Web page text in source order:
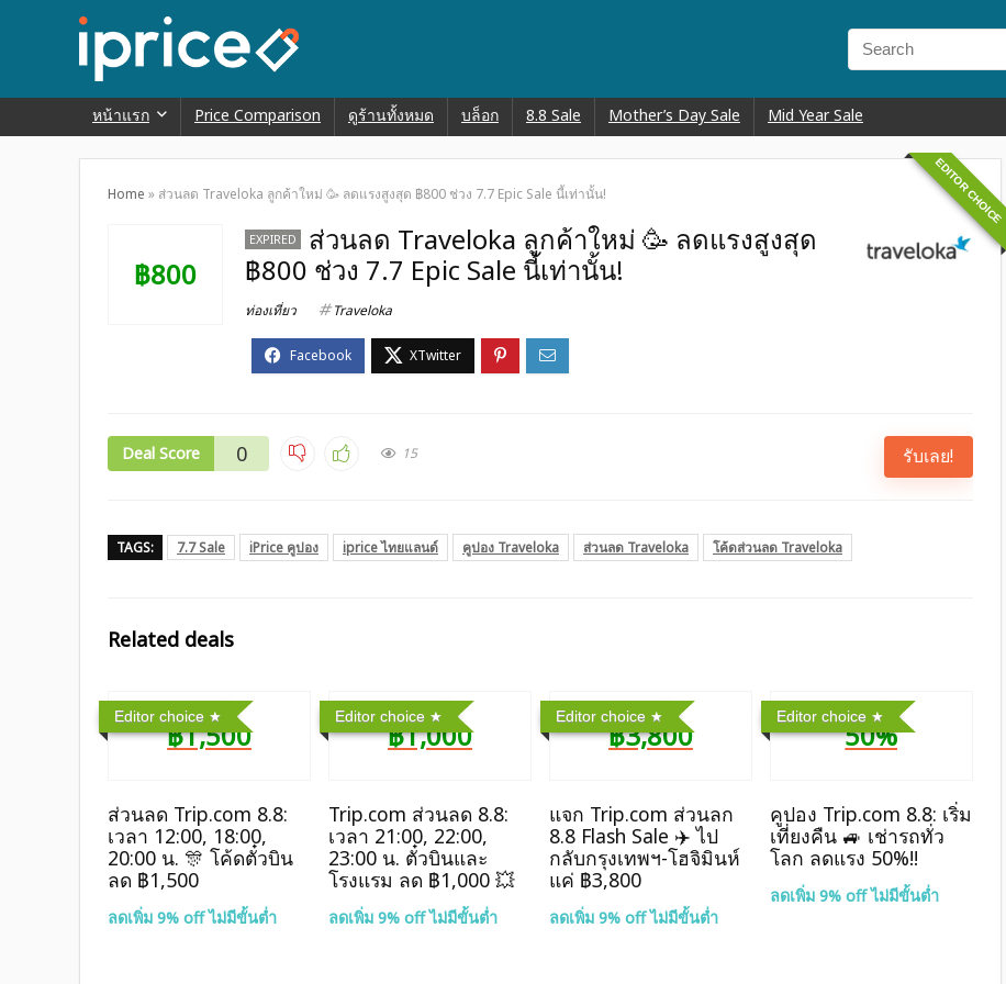
หน้าแรก Price Comparison ดูร้านทั้งหมด บล็อก 8.8 Sale Mother’s Day Sale Mid Year Sale
Home » ส่วนลด Traveloka ลูกค้าใหม่ 🥳 ลดแรงสูงสุด ฿800 ช่วง 7.7 Epic Sale นี้เท่านั้น! EDITOR CHOICE
฿800
EXPIRED
ส่วนลด Traveloka ลูกค้าใหม่ 🥳 ลดแรงสูงสุด
฿800 ช่วง 7.7 Epic Sale นี้เท่านั้น!
ท่องเที่ยว Traveloka
Deal Score 0 15 รับเลย!
TAGS: 7.7 Sale iPrice คูปอง iprice ไทยแลนด์ คูปอง Traveloka ส่วนลด Traveloka โค้ดส่วนลด Traveloka
Related deals
Editor choice
฿1,500
ส่วนลด Trip.com 8.8:
เวลา 12:00, 18:00,
20:00 น. 🎊 โค้ดตั๋วบิน
ลด ฿1,500
ลดเพิ่ม 9% off ไม่มีขั้นต่ำ
Editor choice
฿1,000
Trip.com ส่วนลด 8.8:
เวลา 21:00, 22:00,
23:00 น. ตั๋วบินและ
โรงแรม ลด ฿1,000 💥
ลดเพิ่ม 9% off ไม่มีขั้นต่ำ
Editor choice
฿3,800
แจก Trip.com ส่วนลก
8.8 Flash Sale ✈️ ไป
กลับกรุงเทพฯ-โฮจิมินห์
แค่ ฿3,800
ลดเพิ่ม 9% off ไม่มีขั้นต่ำ
Editor choice
50%
คูปอง Trip.com 8.8: เริ่ม
เที่ยงคืน 🚙 เช่ารถทั่ว
โลก ลดแรง 50%!!
ลดเพิ่ม 9% off ไม่มีขั้นต่ำ